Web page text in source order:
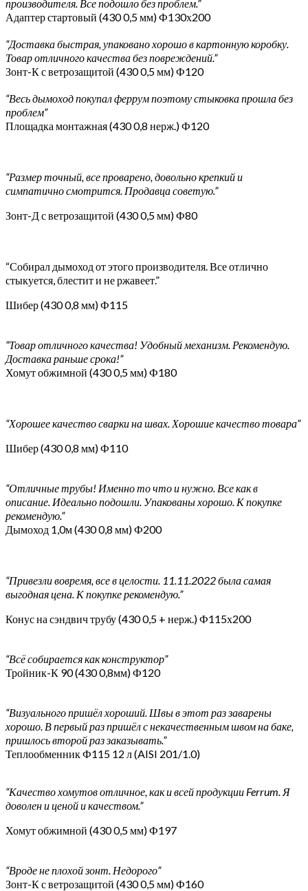
производителя. Все подошло без проблем.”
Адаптер стартовый (430 0,5 мм) Ф130х200
“Доставка быстрая, упаковано хорошо в картонную коробку.
Товар отличного качества без повреждений.”
Зонт-К с ветрозащитой (430 0,5 мм) Ф120
“Весь дымоход покупал феррум поэтому стыковка прошла без
проблем”
Площадка монтажная (430 0,8 нерж.) Ф120
“Размер точный, все проварено, довольно крепкий и
симпатично смотрится. Продавца советую.”
Зонт-Д с ветрозащитой (430 0,5 мм) Ф80
“Собирал дымоход от этого производителя. Все отлично
стыкуется, блестит и не ржавеет.”
Шибер (430 0,8 мм) Ф115
“Товар отличного качества! Удобный механизм. Рекомендую.
Доставка раньше срока!”
Хомут обжимной (430 0,5 мм) Ф180
“Хорошее качество сварки на швах. Хорошие качество товара”
Шибер (430 0,8 мм) Ф110
“Отличные трубы! Именно то что и нужно. Все как в
описание. Идеально подошли. Упакованы хорошо. К покупке
рекомендую.”
Дымоход 1,0м (430 0,8 мм) Ф200
“Привезли вовремя, все в целости. 11.11.2022 была самая
выгодная цена. К покупке рекомендую.”
Конус на сэндвич трубу (430 0,5 + нерж.) Ф115х200
“Всё собирается как конструктор”
Тройник-К 90 (430 0,8мм) Ф120
“Визуального пришёл хороший. Швы в этот раз заварены
хорошо. В первый раз пришёл с некачественным швом на баке,
пришлось второй раз заказывать.”
Теплообменник Ф115 12 л (AISI 201/1.0)
“Качество хомутов отличное, как и всей продукции Ferrum. Я
доволен и ценой и качеством.”
Хомут обжимной (430 0,5 мм) Ф197
“Вроде не плохой зонт. Недорого”
Зонт-К с ветрозащитой (430 0,5 мм) Ф160